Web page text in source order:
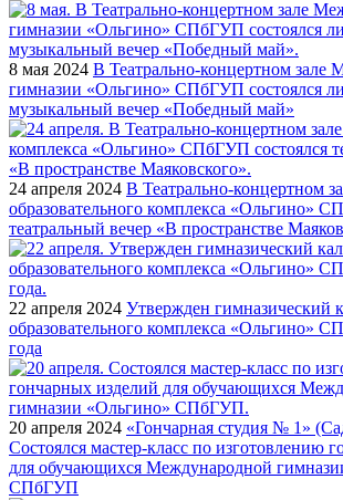
8 мая 2024 В Театрально-концертном зале
гимназии «Ольгино» СПбГУП состоялся
музыкальный вечер «Победный май»
24 апреля 2024 В Театрально-концертном
образовательного комплекса «Ольгино»
театральный вечер «В пространстве
22 апреля 2024 Утвержден гимназический
образовательного комплекса «Ольгино»
года
20 апреля 2024 «Гончарная студия № 1»
Состоялся мастер-класс по изготовлению
для обучающихся Международной
СПбГУП